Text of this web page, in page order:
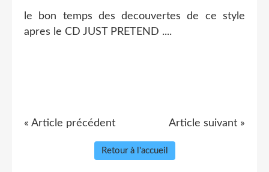
le bon temps des decouvertes de ce style
apres le CD JUST PRETEND ....
« Article précédent Article suivant »
Retour à l'accueil